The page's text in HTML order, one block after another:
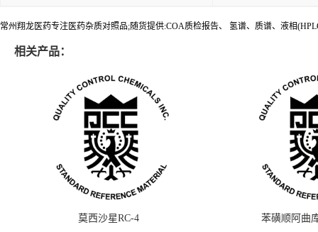
常州翔龙医药专注医药杂质对照品;随货提供:COA质检报告、 氢谱、质谱、液相
相关产品：
莫西沙星RC-4 苯磺顺阿曲